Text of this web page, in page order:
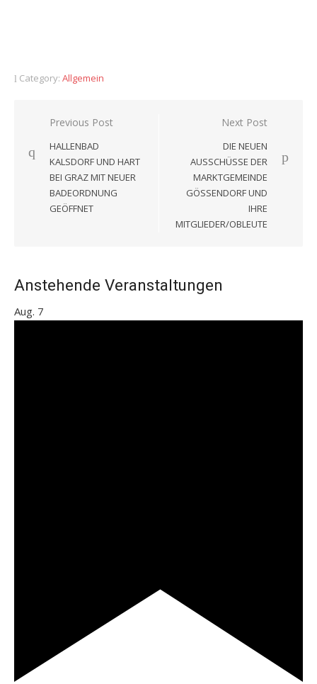
Category: Allgemein
Beitragsnavigation
Previous Post
HALLENBAD
KALSDORF UND HART
BEI GRAZ MIT NEUER
BADEORDNUNG
GEÖFFNET
Next Post
DIE NEUEN
AUSSCHÜSSE DER
MARKTGEMEINDE
GÖSSENDORF UND
IHRE
MITGLIEDER/OBLEUTE
Anstehende Veranstaltungen
Aug. 7